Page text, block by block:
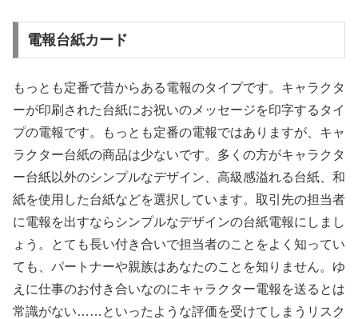
電報台紙カード
もっとも定番で昔からある電報のタイプです。キャラクタ
ーが印刷された台紙にお祝いのメッセージを印字するタイ
プの電報です。もっとも定番の電報ではありますが、キャ
ラクター台紙の商品は少ないです。多くの方がキャラクタ
ー台紙以外のシンプルなデザイン、高級感溢れる台紙、和
紙を使用した台紙などを選択しています。取引先の担当者
に電報を出すならシンプルなデザインの台紙電報にしまし
ょう。とても長い付き合いで担当者のことをよく知ってい
ても、パートナーや親族はあなたのことを知りません。ゆ
えに仕事のお付き合いなのにキャラクター電報を送るとは
常識がない……といったような評価を受けてしまうリスク